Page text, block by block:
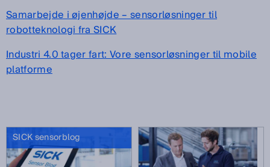
Samarbejde i øjenhøjde – sensorløsninger til
robotteknologi fra SICK
Industri 4.0 tager fart: Vore sensorløsninger til mobile
platforme
SICK sensorblog